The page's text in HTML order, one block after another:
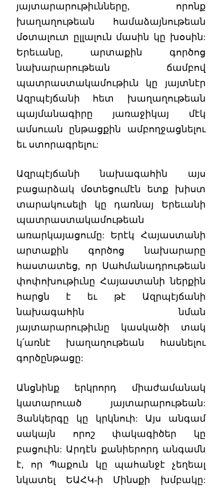
յայտարարութիւնները, որոնք
խաղաղութեան համաձայնութեան
մօտալուտ ըլլալուն մասին կը խօսին:
Երեւանը, արտաքին գործոց
նախարարութեան ճամբով
պատրաստակամութիւն կը յայտնէր
Ազրպէյճանի հետ խաղաղութեան
պայմանագիրը յառաջիկայ մէկ
ամսուան ընթացքին ամբողջացնելու
եւ ստորագրելու:
Ազրպէյճանի նախագահին այս
բացարձակ մօտեցումէն ետք խիստ
տարակուսելի կը դառնայ Երեւանի
պատրաստակամութեան
առարկայացումը: Երէկ Հայաստանի
արտաքին գործոց նախարարը
հաստատեց, որ Սահմանադրութեան
փոփոխութիւնը Հայաստանի ներքին
հարցն է եւ թէ Ազրպէյճանի
նախագահին նման
յայտարարութիւնը կասկածի տակ
կ՛առնէ խաղաղութեան հասնելու
գործընթացը:
Անցնինք երկրորդ միաժամանակ
կատարուած յայտարարութեան:
Յանկերգը կը կրկնուի: Այս անգամ
սակայն որոշ փակագիծեր կը
բացուին: Արդէն քանիերորդ անգամն
է, որ Պաքուն կը պահանջէ չեղեալ
նկատել ԵԱՀԿ-ի Մինսքի խմբակը: